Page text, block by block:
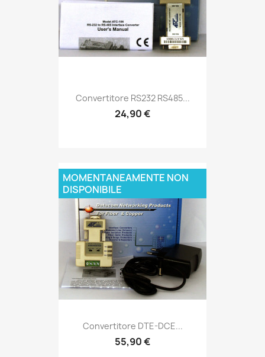
Convertitore RS232 RS485...
24,90 €
Convertitore DTE-DCE...
55,90 €
MOMENTANEAMENTE NON
DISPONIBILE